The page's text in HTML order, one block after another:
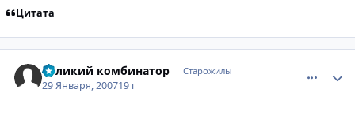
Цитата
Великий комбинатор Старожилы
29 Января, 200719 г